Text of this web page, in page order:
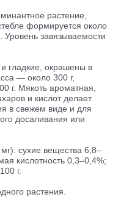
растение,
формируется около
завязываемости
гладкие, окрашены в
— около 300 г,
г. Мякоть ароматная,
и кислот делает
в свежем виде и для
досаливания или
сухие вещества 6,8–
кислотность 0,3–0,4%;
г.
растения.